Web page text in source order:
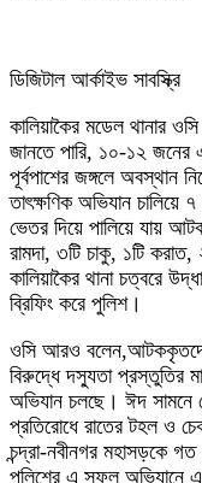
ডিজিটাল আর্কাইভ সাবস্ক্রি
কালিয়াকৈর মডেল থানার
জানতে পারি, ১০-১২ জনের
পূর্বপাশের জঙ্গলে অবস্থান
তাৎক্ষণিক অভিযান চালিয়ে
ভেতর দিয়ে পালিয়ে যায়
রামদা, ৩টি চাকু, ১টি
কালিয়াকৈর থানা চত্বরে
ব্রিফিং করে পুলিশ।
ওসি আরও বলেন,আটককৃতদের
বিরুদ্ধে দস্যুতা প্রস্তুতির
অভিযান চলছে। ঈদ সামনে
প্রতিরোধে রাতের টহল ও
চন্দ্রা-নবীনগর মহাসড়কে
পুলিশের এ সফল অভিযানে